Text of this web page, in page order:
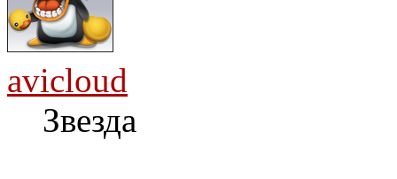
avicloud
Звезда